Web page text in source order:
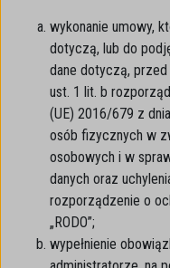
wykonanie umowy,
dotyczą, lub do
dane dotyczą,
ust. 1 lit. b
(UE) 2016/679 z
osób fizycznych w
osobowych i w
danych oraz
rozporządzenie o
„RODO”;
wypełnienie